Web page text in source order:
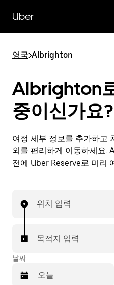
Uber
영국>Albrighton
Albrighton
중이신가요?
여정 세부 정보를 추가하고
외를 편리하게 이동하세요.
전에 Uber Reserve로 미리
위치 입력
목적지 입력
날짜